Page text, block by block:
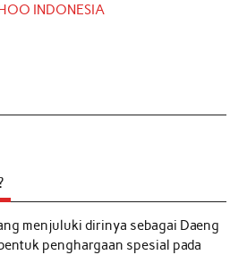
INDONESIA
menjuluki dirinya sebagai Daeng
penghargaan spesial pada